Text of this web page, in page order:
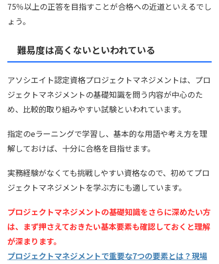
75％以上の正答を目指すことが合格への近道といえるでし
ょう。
難易度は高くないといわれている
アソシエイト認定資格プロジェクトマネジメントは、プロ
ジェクトマネジメントの基礎知識を問う内容が中心のた
め、比較的取り組みやすい試験といわれています。
指定のeラーニングで学習し、基本的な用語や考え方を理
解しておけば、十分に合格を目指せます。
実務経験がなくても挑戦しやすい資格なので、初めてプロ
ジェクトマネジメントを学ぶ方にも適しています。
プロジェクトマネジメントの基礎知識をさらに深めたい方
は、まず押さえておきたい基本要素も確認しておくと理解
が深まります。
プロジェクトマネジメントで重要な7つの要素とは？現場